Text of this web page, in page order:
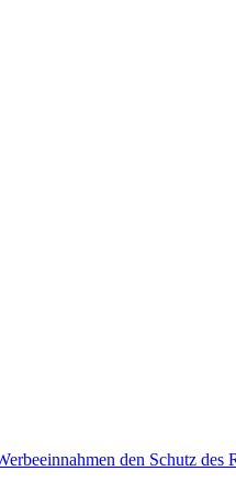
den Schutz des